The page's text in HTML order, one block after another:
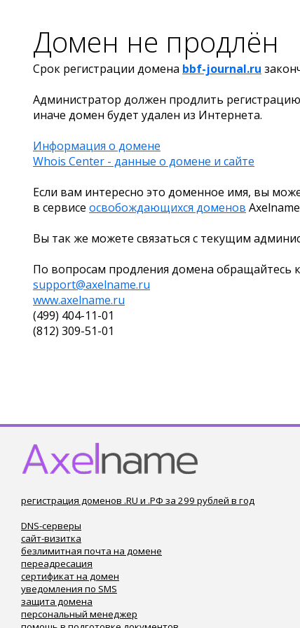
Домен не продлён
Срок регистрации домена bbf-journal.ru
Администратор должен продлить
иначе домен будет удален из Интернета.
Информация о домене
Whois Center - данные о домене и сайте
Если вам интересно это доменное имя, вы
в сервисе освобождающихся доменов
Вы так же можете связаться с текущим
По вопросам продления домена обращайтесь к
support@axelname.ru
www.axelname.ru
(499) 404-11-01
(812) 309-51-01
регистрация доменов .RU и .РФ за 299 рублей в год
DNS-серверы
сайт-визитка
безлимитная почта на домене
переадресация
сертификат на домен
уведомления по SMS
защита домена
персональный менеджер